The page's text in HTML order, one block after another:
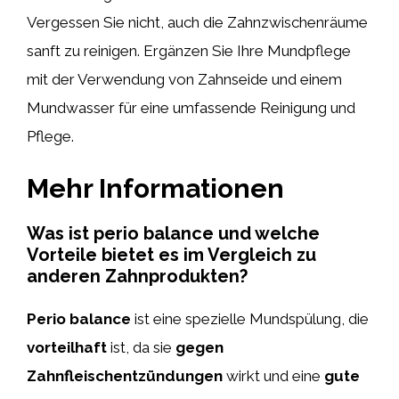
Vergessen Sie nicht, auch die Zahnzwischenräume
sanft zu reinigen. Ergänzen Sie Ihre Mundpflege
mit der Verwendung von Zahnseide und einem
Mundwasser für eine umfassende Reinigung und
Pflege.
Mehr Informationen
Was ist perio balance und welche
Vorteile bietet es im Vergleich zu
anderen Zahnprodukten?
Perio balance ist eine spezielle Mundspülung, die
vorteilhaft ist, da sie gegen
Zahnfleischentzündungen wirkt und eine gute